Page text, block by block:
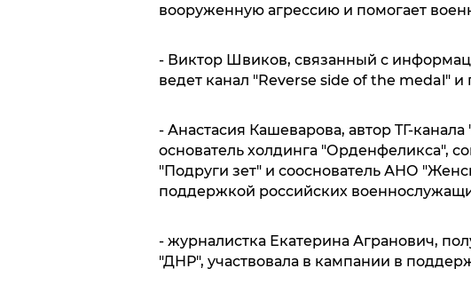
вооруженную агрессию и помогает
- Виктор Швиков, связанный с
ведет канал "Reverse side of the medal"
- Анастасия Кашеварова, автор TГ-
основатель холдинга "Орденфеликса",
"Подруги зет" и сооснователь АНО
поддержкой российских
- журналистка Екатерина Агранович,
"ДНР", участвовала в кампании в